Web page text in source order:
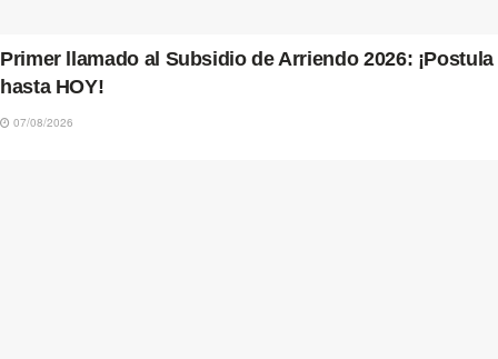
Primer llamado al Subsidio de Arriendo 2026: ¡Postula
hasta HOY!
07/08/2026